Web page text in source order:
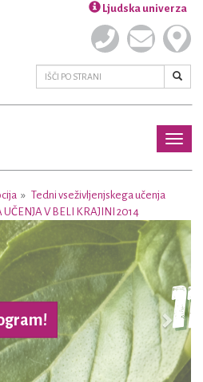
Ljudska univerza
Tedni vseživljenjskega učenja
V BELI KRAJINI 2014
Next